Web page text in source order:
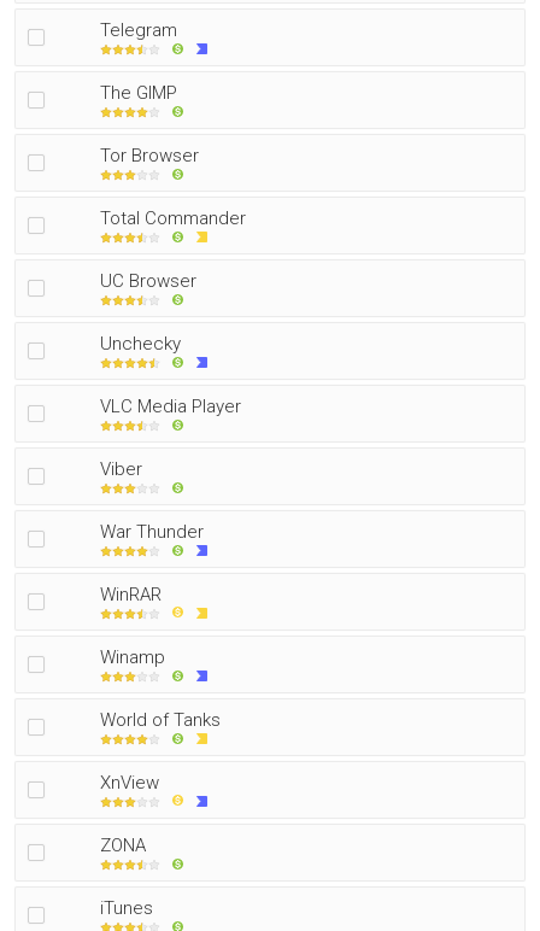
Telegram
The GIMP
Tor Browser
Total Commander
UC Browser
Unchecky
VLC Media Player
Viber
War Thunder
WinRAR
Winamp
World of Tanks
XnView
ZONA
iTunes